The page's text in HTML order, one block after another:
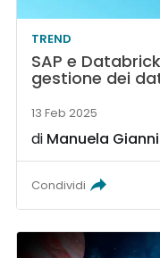
TREND
SAP e
gestione dei
13 Feb 2025
di Manuela Gianni
Condividi